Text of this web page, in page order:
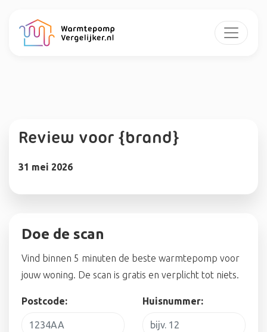
Review voor {brand}
31 mei 2026
Doe de scan
Vind binnen 5 minuten de beste warmtepomp voor
jouw woning. De scan is gratis en verplicht tot niets.
Postcode: Huisnummer: